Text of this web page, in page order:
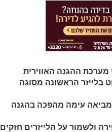
ההגנה האווירית
בלייזר הראשונה מסוגה
עימה מהפכה בהגנה
ולשמור על הלייזרים חזקים